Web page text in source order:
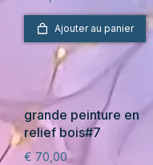
Ajouter au panier
grande peinture en
relief bois#7
€ 70,00